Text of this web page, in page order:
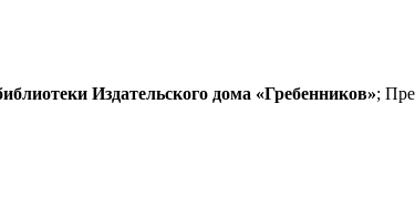
Издательского дома «Гребенников»;